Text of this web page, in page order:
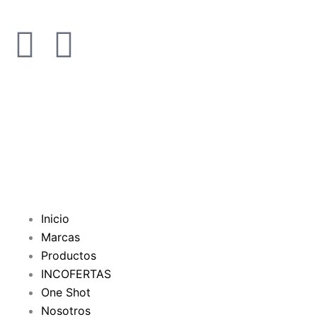
F
o
o
k
Y
b
e
Inicio
Marcas
Productos
INCOFERTAS
One Shot
Nosotros